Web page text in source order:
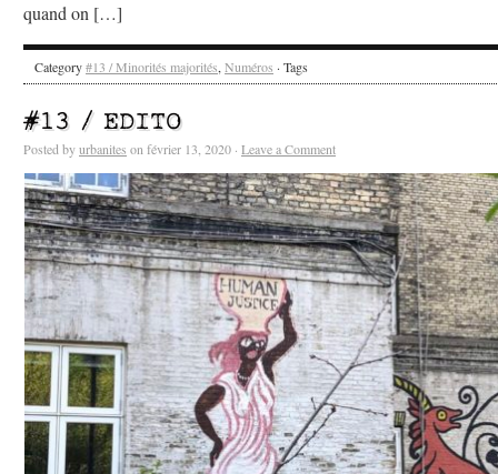
quand on […]
Category#13 / Minorités majorités, Numéros · Tags
#13 / EDITO
Posted byurbanites on février 13, 2020 · Leave a Comment